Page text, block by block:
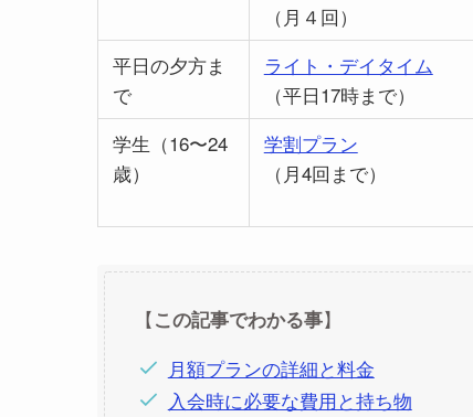
（月４回）
平日の夕方ま
で
ライト・デイタイム
（平日17時まで）
学生（16〜24
歳）
学割プラン
（月4回まで）
【この記事でわかる事】
月額プランの詳細と料金
入会時に必要な費用と持ち物